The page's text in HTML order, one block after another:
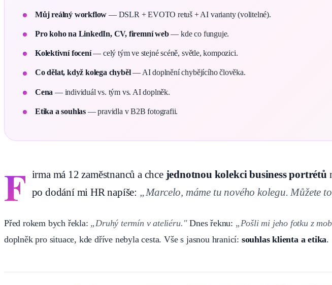
Můj reálný workflow — DSLR + EVOTO retuš + AI varianty (volitelné).
Pro koho na LinkedIn, CV, firemní web— kde co funguje.
Kolektivní focení— celý tým ve stejné scéně, světle, kompozici.
Co dělat, když kolega chyběl— AI doplnění chybějícího člověka.
Cena — individuál vs. tým vs. AI doplněk.
Etika a souhlas — pravidla v B2B fotografii.
F irma má 12 zaměstnanců a chce jednotnou kolekci business portrétů
po dodání mi HR napíše: „Marcelo, máme tu nového kolegu. Můžete
Před rokem bych řekla: „Druhý termín v ateliéru."Dnes řeknu: „Pošli mi jeho fotku z
doplněk pro situace, kde dříve nebyla cesta. Vše s jasnou hranicí: souhlas klienta a etika.